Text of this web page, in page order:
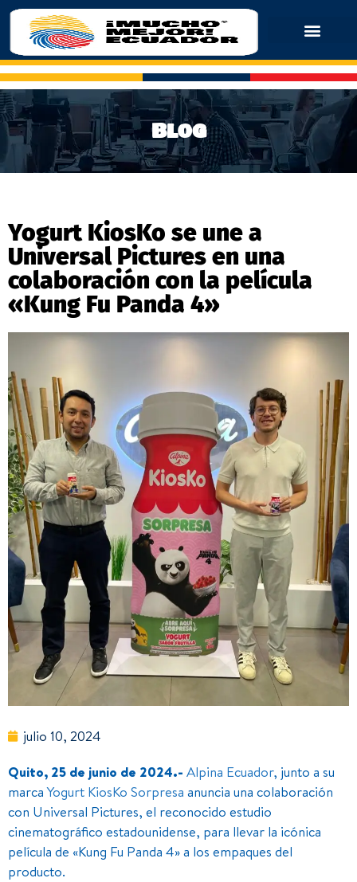
Blog
Yogurt KiosKo se une a
Universal Pictures en una
colaboración con la película
«Kung Fu Panda 4»
julio 10, 2024
Quito, 25 de junio de 2024.- Alpina Ecuador, junto a su
marcaYogurt KiosKo Sorpresa anuncia una colaboración
con Universal Pictures, el reconocido estudio
cinematográfico estadounidense, para llevar la icónica
película de «Kung Fu Panda 4» a los empaques del
producto.